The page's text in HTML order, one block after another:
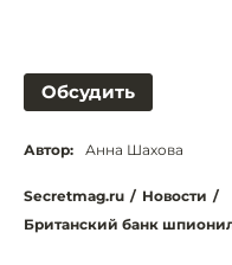
Обсудить
Автор: Анна Шахова
Secretmag.ru / Новости /
Британский банк